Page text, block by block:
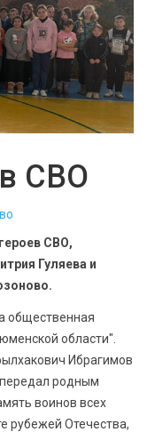
СВО
СВО,
Гуляева и
общественная
области".
Ибрагимов
передал родным
воинов всех
рубежей Отечества,